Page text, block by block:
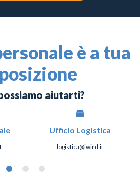
è a tua
aiutarti?
Ufficio Logistica
logistica@iwird.it